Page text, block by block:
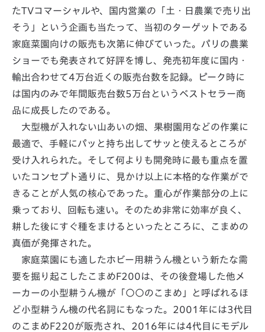
たTVコマーシャルや、国内営業の「土・日農業で売り出
そう」という企画も当たって、当初のターゲットである
家庭菜園向けの販売も次第に伸びていった。パリの農業
ショーでも発表されて好評を博し、発売初年度に国内・
輸出合わせて4万台近くの販売台数を記録。ピーク時に
は国内のみで年間販売台数5万台というベストセラー商
品に成長したのである。
大型機が入れない山あいの畑、果樹園用などの作業に
最適で、手軽にパッと持ち出してサッと使えるところが
受け入れられた。そして何よりも開発時に最も重点を置
いたコンセプト通りに、見かけ以上に本格的な作業がで
きることが人気の核心であった。重心が作業部分の上に
乗っており、回転も速い。そのため非常に効率が良く、
耕した後にすぐ種をまけるといったところに、こまめの
真価が発揮された。
家庭菜園にも適したホビー用耕うん機という新たな需
要を掘り起こしたこまめF200は、その後登場した他メ
ーカーの小型耕うん機が「○○のこまめ」と呼ばれるほ
ど小型耕うん機の代名詞にもなった。2001年には3代目
のこまめF220が販売され、2016年には4代目にモデル